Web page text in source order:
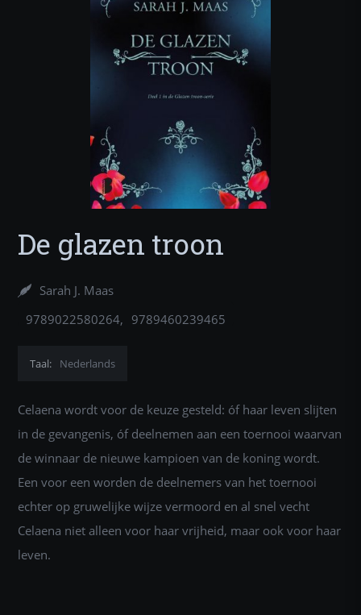
De glazen troon
Sarah J. Maas
9789022580264
9789460239465
Taal: Nederlands
Celaena wordt voor de keuze gesteld: óf haar leven slijten
in de gevangenis, óf deelnemen aan een toernooi waarvan
de winnaar de nieuwe kampioen van de koning wordt.
Een voor een worden de deelnemers van het toernooi
echter op gruwelijke wijze vermoord en al snel vecht
Celaena niet alleen voor haar vrijheid, maar ook voor haar
leven.